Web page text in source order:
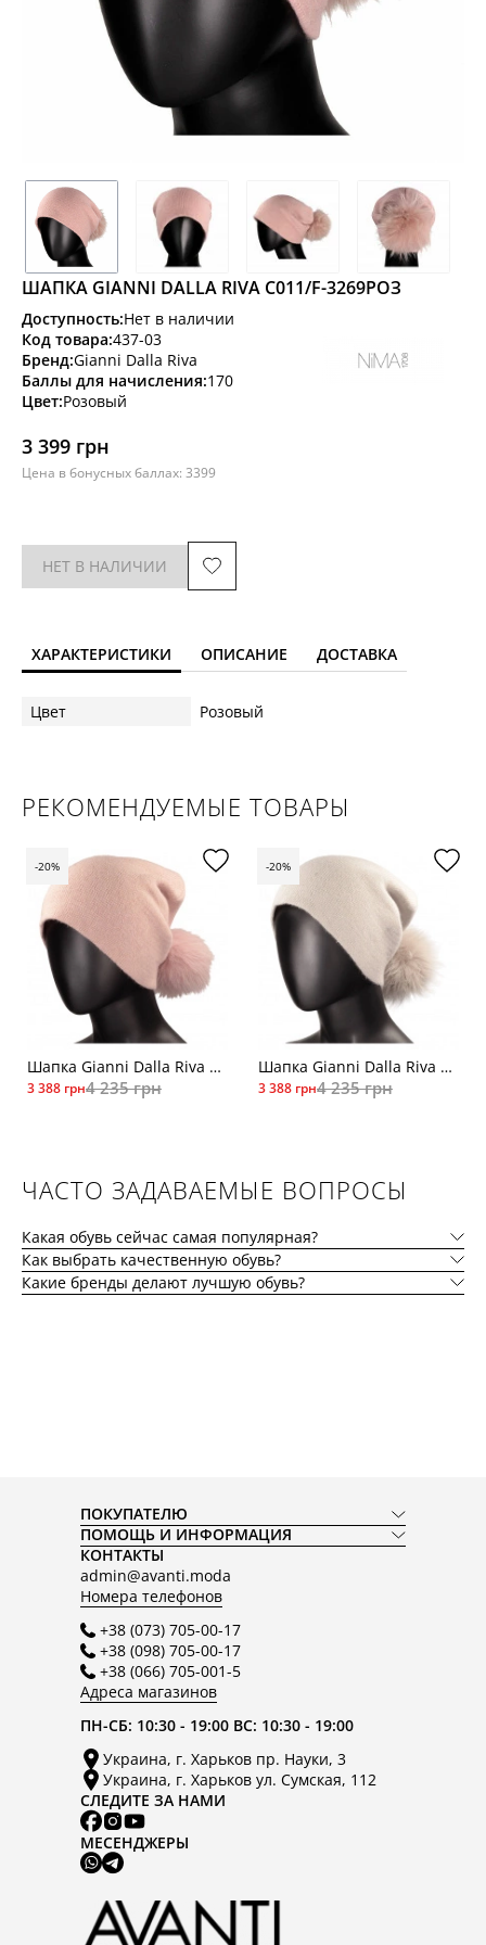
ШАПКА GIANNI DALLA RIVA C011/F-3269РОЗ
Доступность:Нет в наличии
Код товара:437-03
Бренд:Gianni Dalla Riva
Баллы для начисления:170
Цвет:Розовый
3 399 грн
Цена в бонусных баллах: 3399
НЕТ В НАЛИЧИИ
ХАРАКТЕРИСТИКИ ОПИСАНИЕ ДОСТАВКА
Цвет Розовый
РЕКОМЕНДУЕМЫЕ ТОВАРЫ
Шапка Gianni Dalla Riva C011VS-3269роз
3 388 грн4 235 грн
-20%
Шапка Gianni Dalla Riva C011FN-4653
3 388 грн4 235 грн
-20%
ЧАСТО ЗАДАВАЕМЫЕ ВОПРОСЫ
Какая обувь сейчас самая популярная?
Как выбрать качественную обувь?
Какие бренды делают лучшую обувь?
ПОКУПАТЕЛЮ
ПОМОЩЬ И ИНФОРМАЦИЯ
КОНТАКТЫ
admin@avanti.moda
Номера телефонов
+38 (073) 705-00-17
+38 (098) 705-00-17
+38 (066) 705-001-5
Адреса магазинов
ПН-СБ: 10:30 - 19:00 ВС: 10:30 - 19:00
Украина, г. Харьков пр. Науки, 3
Украина, г. Харьков ул. Сумская, 112
СЛЕДИТЕ ЗА НАМИ
МЕСЕНДЖЕРЫ